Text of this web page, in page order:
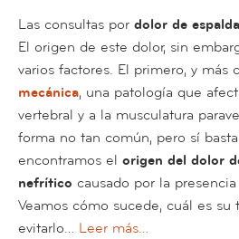
Las consultas por dolor de espalda
El origen de este dolor, sin
varios factores. El primero, y más
mecánica, una patología que
vertebral y a la musculatura
forma no tan común, pero sí
encontramos el origen del dolor
nefrítico causado por la
Veamos cómo sucede, cuál es su
evitarlo… Leer más…